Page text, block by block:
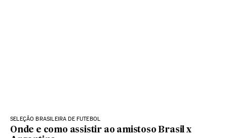
SELEÇÃO BRASILEIRA DE FUTEBOL
Onde e como assistir ao amistoso Brasil x